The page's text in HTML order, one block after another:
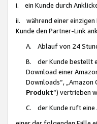
i. ein Kunde durch
ii. während einer einzigen
Kunde den Partner-Link
A. Ablauf von 24
B. der Kunde bestellt
Download einer
Downloads“, „Amazon
Produkt“) vertrieben
C. der Kunde ruft eine